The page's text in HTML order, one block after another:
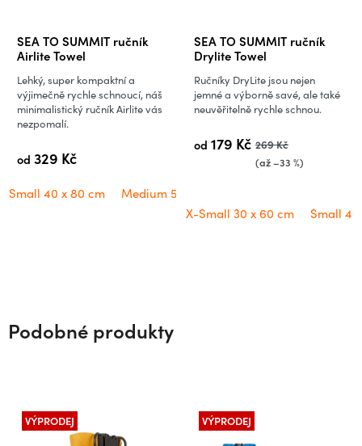
SEA TO SUMMIT ručník
Airlite Towel
od 329 Kč
Lehký, super kompaktní a
výjimečně rychle schnoucí, náš
minimalistický ručník Airlite vás
nezpomalí.
Small 40 x 80 cm Medium 50 x 100 cm
SEA TO SUMMIT ručník
Drylite Towel
od 179 Kč 269 Kč
(až –33 %)
Ručníky DryLite jsou nejen
jemné a výborně savé, ale také
neuvěřitelně rychle schnou.
X-Small 30 x 60 cm Small
Podobné produkty
VÝPRODEJ VÝPRODEJ